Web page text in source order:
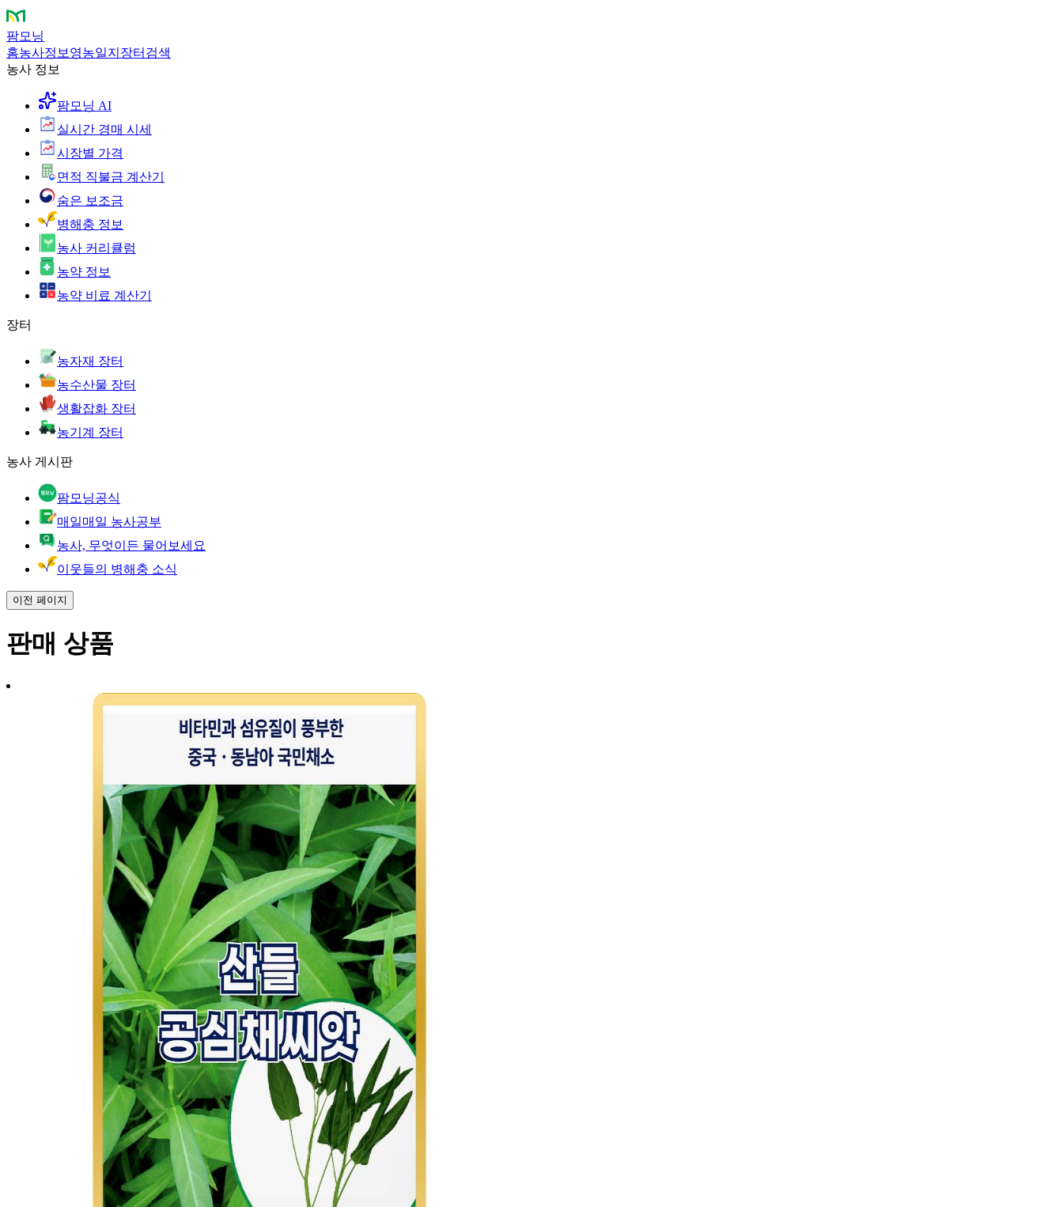
팜모닝
홈농사정보 영농일지 장터 검색
농사 정보
팜모닝 AI
실시간 경매 시세
시장별 가격
면적 직불금 계산기
숨은 보조금
병해충 정보
농사 커리큘럼
농약 정보
농약 비료 계산기
장터
농자재 장터
농수산물 장터
생활잡화 장터
농기계 장터
농사 게시판
팜모닝공식
매일매일 농사공부
농사, 무엇이든 물어보세요
이웃들의 병해충 소식
이전 페이지
판매 상품